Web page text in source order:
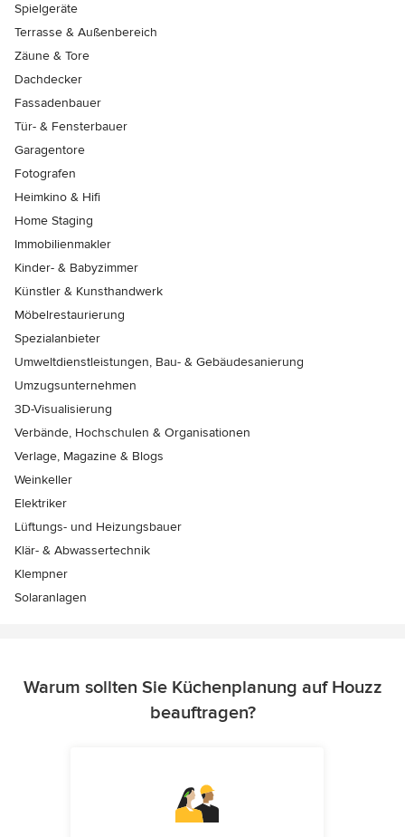
Spielgeräte
Terrasse & Außenbereich
Zäune & Tore
Dachdecker
Fassadenbauer
Tür- & Fensterbauer
Garagentore
Fotografen
Heimkino & Hifi
Home Staging
Immobilienmakler
Kinder- & Babyzimmer
Künstler & Kunsthandwerk
Möbelrestaurierung
Spezialanbieter
Umweltdienstleistungen, Bau- & Gebäudesanierung
Umzugsunternehmen
3D-Visualisierung
Verbände, Hochschulen & Organisationen
Verlage, Magazine & Blogs
Weinkeller
Elektriker
Lüftungs- und Heizungsbauer
Klär- & Abwassertechnik
Klempner
Solaranlagen
Warum sollten Sie Küchenplanung auf Houzz
beauftragen?